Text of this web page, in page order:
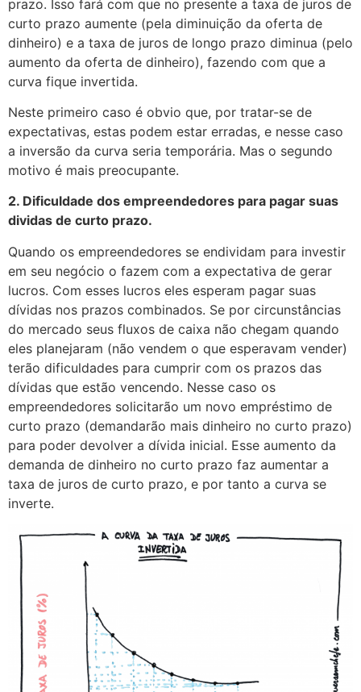
prazo. Isso fará com que no presente a taxa de juros de
curto prazo aumente (pela diminuição da oferta de
dinheiro) e a taxa de juros de longo prazo diminua (pelo
aumento da oferta de dinheiro), fazendo com que a
curva fique invertida.
Neste primeiro caso é obvio que, por tratar-se de
expectativas, estas podem estar erradas, e nesse caso
a inversão da curva seria temporária. Mas o segundo
motivo é mais preocupante.
2. Dificuldade dos empreendedores para pagar suas
dividas de curto prazo.
Quando os empreendedores se endividam para investir
em seu negócio o fazem com a expectativa de gerar
lucros. Com esses lucros eles esperam pagar suas
dívidas nos prazos combinados. Se por circunstâncias
do mercado seus fluxos de caixa não chegam quando
eles planejaram (não vendem o que esperavam vender)
terão dificuldades para cumprir com os prazos das
dívidas que estão vencendo. Nesse caso os
empreendedores solicitarão um novo empréstimo de
curto prazo (demandarão mais dinheiro no curto prazo)
para poder devolver a dívida inicial. Esse aumento da
demanda de dinheiro no curto prazo faz aumentar a
taxa de juros de curto prazo, e por tanto a curva se
inverte.